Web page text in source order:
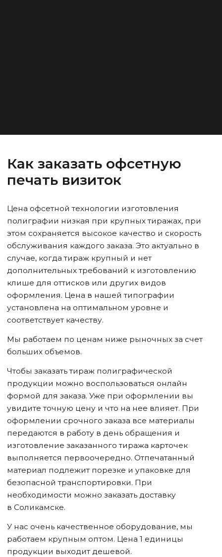
Как заказать офсетную
печать визиток
Цена офсетной технологии изготовления
полиграфии низкая при крупных тиражах, при
этом сохраняется высокое качество и скорость
обслуживания каждого заказа. Это актуально в
случае, когда тираж крупный и нет
дополнительных требований к изготовлению
клише для оттисков или других видов
оформления. Цена в нашей типографии
установлена на оптимальном уровне и
соответствует качеству.
Мы работаем по ценам ниже рыночных за счет
больших объемов.
Чтобы заказать тираж полиграфической
продукции можно воспользоваться онлайн
формой для заказа. Уже при оформлении вы
увидите точную цену и что на нее влияет. При
оформлении срочного заказа все материалы
передаются в работу в день обращения и
изготовление заказанного тиража карточек
выполняется первоочередно. Отпечатанный
материал подлежит порезке и упаковке для
безопасной транспортировки. При
необходимости можно заказать доставку
в Соликамске.
У нас очень качественное оборудование, мы
работаем крупным оптом. Цена 1 единицы
продукции выходит дешевой.